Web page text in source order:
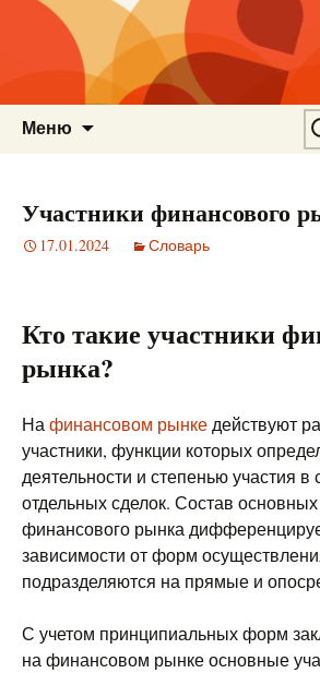
Меню
Участники финансового
17.01.2024 Словарь
Кто такие участники
рынка?
На финансовом рынке действуют
участники, функции которых
деятельности и степенью участия
отдельных сделок. Состав основных
финансового рынка
зависимости от форм
подразделяются на прямые и
С учетом принципиальных форм
на финансовом рынке основные